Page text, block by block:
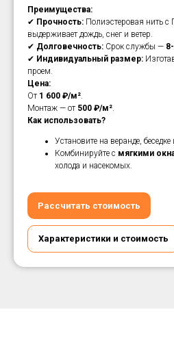
Преимущества:
✔ Прочность: Полиэстеровая нить
выдерживает дождь, снег и ветер.
✔ Долговечность: Срок службы —
✔ Индивидуальный размер:
проем.
Цена:
От 1 600 ₽/м².
Монтаж — от 500 ₽/м².
Как использовать?
Установите на веранде,
Комбинируйте с мягкими
холода и насекомых.
Рассчитать стоимость
Характеристики и стоимость